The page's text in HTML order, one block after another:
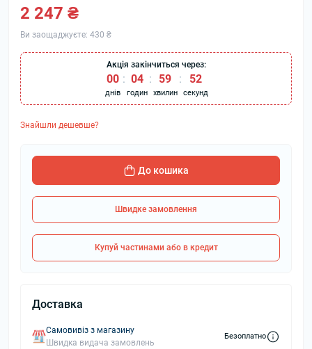
2 247 ₴
Ви заощаджуєте: 430 ₴
Акція закінчиться через:
00
днів
: 04
годин
: 59
хвилин
: 51
секунд
Знайшли дешевше?
До кошика
Швидке замовлення
Купуй частинами або в кредит
Доставка
Самовивіз з магазину
Швидка видача замовлень
Безоплатно